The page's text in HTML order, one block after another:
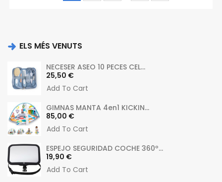
ELS MÉS VENUTS
NECESER ASEO 10 PECES CEL...
Preu
25,50 €
Add To Cart
GIMNAS MANTA 4en1 KICKIN...
Preu
85,00 €
Add To Cart
ESPEJO SEGURIDAD COCHE 360º...
Preu
19,90 €
Add To Cart